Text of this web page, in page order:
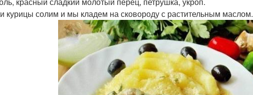
курицы солим и мы кладем на сковороду с растительным маслом.